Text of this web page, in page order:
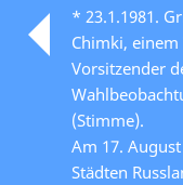
* 23.1.1981.
Chimki,
Vorsitzender
(Stimme).
Am 17.
Städten